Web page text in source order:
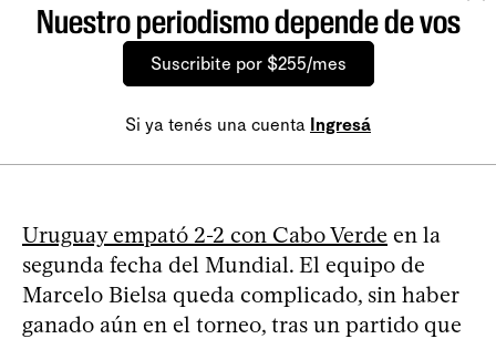
Nuestro periodismo depende de vos
Suscribite por $255/mes
Si ya tenés una cuenta Ingresá
Uruguay empató 2-2 con Cabo Verde en la
segunda fecha del Mundial. El equipo de
Marcelo Bielsa queda complicado, sin haber
ganado aún en el torneo, tras un partido que